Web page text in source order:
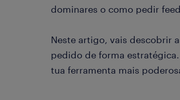
dominares o como pedir
Neste artigo, vais descobrir
pedido de forma
tua ferramenta mais